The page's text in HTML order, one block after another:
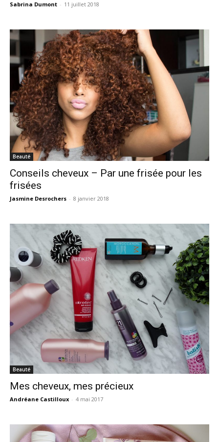
Sabrina Dumont - 11 juillet 2018
Beauté
Conseils cheveux – Par une frisée pour les
frisées
Jasmine Desrochers - 8 janvier 2018
Beauté
Mes cheveux, mes précieux
Andréane Castilloux - 4 mai 2017